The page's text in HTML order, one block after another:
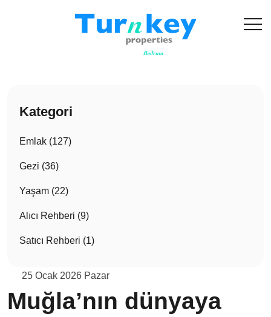
Kategori
Emlak (127)
Gezi (36)
Yaşam (22)
Alıcı Rehberi (9)
Satıcı Rehberi (1)
25 Ocak 2026 Pazar
Muğla’nın dünyaya